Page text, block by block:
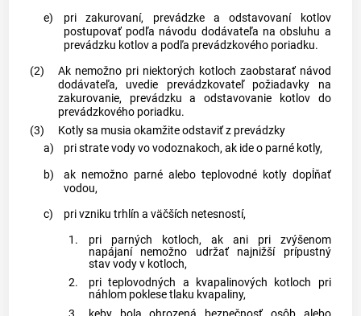
e)
pri zakurovaní, prevádzke a odstavovaní kotlov
postupovať podľa návodu dodávateľa na obsluhu a
prevádzku kotlov a podľa prevádzkového poriadku.
(2)
Ak nemožno pri niektorých kotloch zaobstarať návod
dodávateľa, uvedie prevádzkovateľ požiadavky na
zakurovanie, prevádzku a odstavovanie kotlov do
prevádzkového poriadku.
(3)
Kotly sa musia okamžite odstaviť z prevádzky
a)
pri strate vody vo vodoznakoch, ak ide o parné kotly,
b)
ak nemožno parné alebo teplovodné kotly dopĺňať
vodou,
c)
pri vzniku trhlín a väčších netesností,
1.
pri parných kotloch, ak ani pri zvýšenom
napájaní nemožno udržať najnižší prípustný
stav vody v kotloch,
2.
pri teplovodných a kvapalinových kotloch pri
náhlom poklese tlaku kvapaliny,